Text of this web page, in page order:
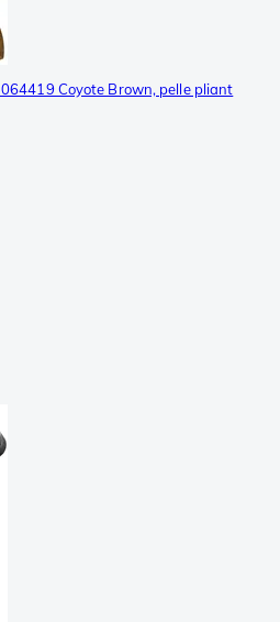
Coyote Brown, pelle pliant